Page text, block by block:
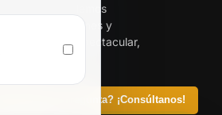
alguna pregunta? ¡Consúltanos!
excelentes. Hemos
en varias ocasiones y
respuesta. Espectacular,